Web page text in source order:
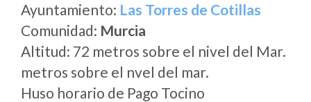
Ayuntamiento: Las Torres de Cotillas
Comunidad: Murcia
Altitud: 72 metros sobre el nivel del Mar.
metros sobre el nvel del mar.
Huso horario de Pago Tocino